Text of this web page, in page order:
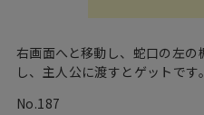
右画面へと移動し、蛇口の左
し、主人公に渡すとゲットです。
No.187